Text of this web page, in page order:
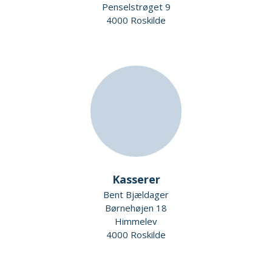
Penselstrøget 9
4000 Roskilde
Kasserer
Bent Bjældager
Børnehøjen 18
Himmelev
4000 Roskilde